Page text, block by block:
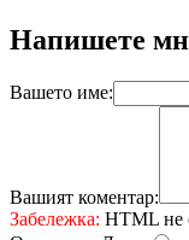
Напишете
Вашето име:
Вашият коментар:
Забележка: HTML не